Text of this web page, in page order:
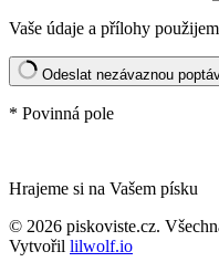
Vaše údaje a přílohy
Odeslat nezávaznou
* Povinná pole
Hrajeme si na Vašem písku
© 2026 piskoviste.cz.
Vytvořil lilwolf.io